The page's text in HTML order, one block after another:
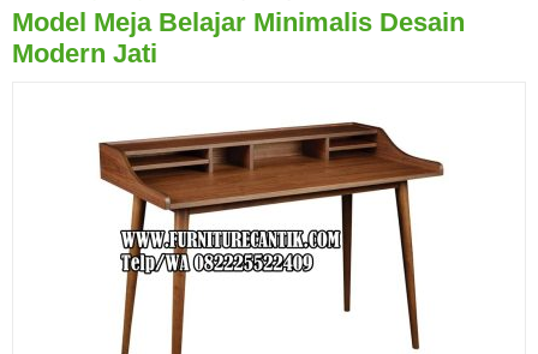
Model Meja Belajar Minimalis Desain
Modern Jati